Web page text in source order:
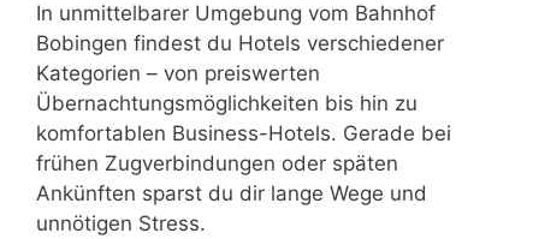
In unmittelbarer Umgebung vom Bahnhof
Bobingen findest du Hotels verschiedener
Kategorien – von preiswerten
Übernachtungsmöglichkeiten bis hin zu
komfortablen Business-Hotels. Gerade bei
frühen Zugverbindungen oder späten
Ankünften sparst du dir lange Wege und
unnötigen Stress.